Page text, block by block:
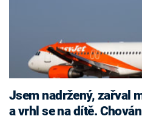
Jsem nadržený, zařval
a vrhl se na dítě.